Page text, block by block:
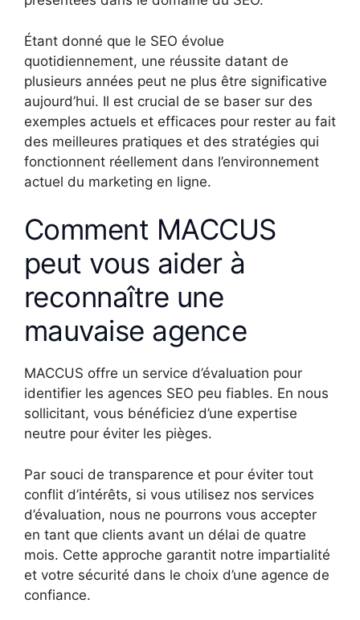
Étant donné que le SEO évolue
quotidiennement, une réussite datant de
plusieurs années peut ne plus être significative
aujourd’hui. Il est crucial de se baser sur des
exemples actuels et efficaces pour rester au fait
des meilleures pratiques et des stratégies qui
fonctionnent réellement dans l’environnement
actuel du marketing en ligne.
Comment MACCUS
peut vous aider à
reconnaître une
mauvaise agence
MACCUS offre un service d’évaluation pour
identifier les agences SEO peu fiables. En nous
sollicitant, vous bénéficiez d’une expertise
neutre pour éviter les pièges.
Par souci de transparence et pour éviter tout
conflit d’intérêts, si vous utilisez nos services
d’évaluation, nous ne pourrons vous accepter
en tant que clients avant un délai de quatre
mois. Cette approche garantit notre impartialité
et votre sécurité dans le choix d’une agence de
confiance.